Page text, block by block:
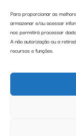
Para proporcionar as
armazenar e/ou acessar
nos permitirá processar
A não autorização ou a
recursos e funções.
Acesso Lojista
Políticas de
Relatório de
Regulamentos